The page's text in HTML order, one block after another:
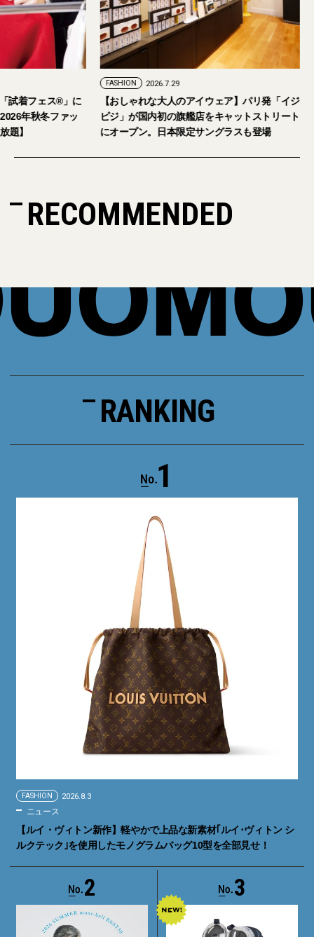
2026年9月5日・6日開催。「試着フェス®︎」に
読者の皆さまをご招待。【2026年秋冬ファッ
ション＆美容アイテム試し放題】
【おしゃれな大人
ピジ」が国内初の
にオープン。日本
RECOMMENDED
RANKING
1
FASHION 2026.8.3
ニュース
【ルイ・ヴィトン新作】軽やかで上品な新素材｢ルイ･ヴィトン シ
ルクテック｣を使用したモノグラムバッグ10型を全部見せ！
2 3